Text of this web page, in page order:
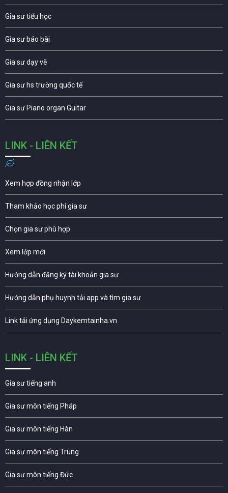
Gia sư tiểu học
Gia sư báo bài
Gia sư dạy vẽ
Gia sư hs trường quốc tế
Gia sư Piano organ Guitar
LINK - LIÊN KẾT
Xem hợp đồng nhận lớp
Tham khảo học phí gia sư
Chọn gia sư phù hợp
Xem lớp mới
Hướng dẫn đăng ký tài khoản gia sư
Hướng dẫn phụ huynh tải app và tìm gia sư
Link tải ứng dụng Daykemtainha.vn
LINK - LIÊN KẾT
Gia sư tiếng anh
Gia sư môn tiếng Pháp
Gia sư môn tiếng Hàn
Gia sư môn tiếng Trung
Gia sư môn tiếng Đức